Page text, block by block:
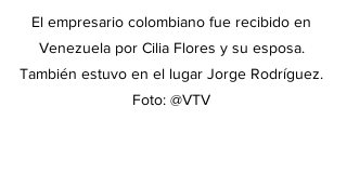
El empresario colombiano fue recibido en
Venezuela por Cilia Flores y su esposa.
También estuvo en el lugar Jorge Rodríguez.
Foto: @VTV